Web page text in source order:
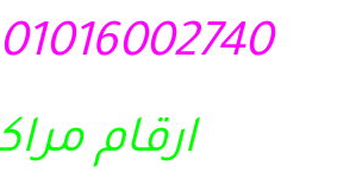
01016002740 – 33044844
ارقام